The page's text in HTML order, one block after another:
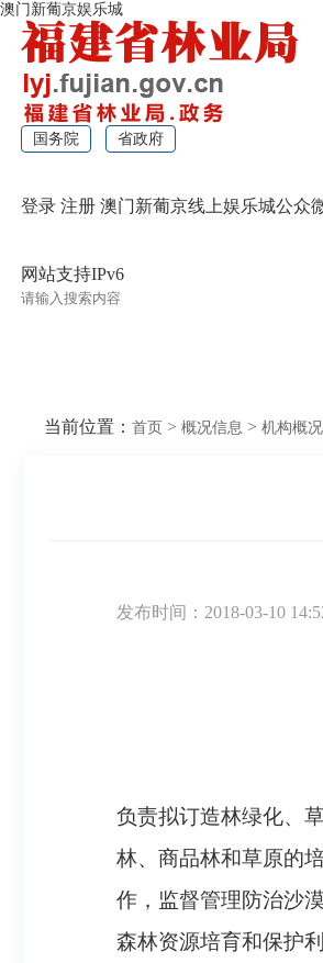
澳门新葡京娱乐城
国务院 省政府
登录 注册 澳门新葡京线上娱乐城公众
网站支持IPv6
当前位置： 首页 > 概况信息 > 机构概况
发布时间：2018-03-10
负责拟订造林绿化、
林、商品林和草原的
作，监督管理防治沙
森林资源培育和保护